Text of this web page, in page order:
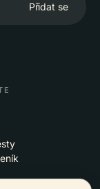
Přidat se